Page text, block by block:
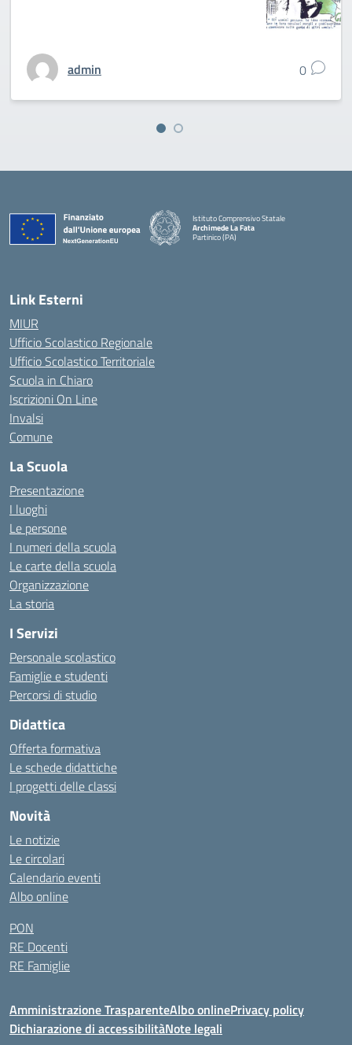
admin 0
Istituto Comprensivo Statale
Archimede La Fata
Partinico (PA)
Link Esterni
MIUR
Ufficio Scolastico Regionale
Ufficio Scolastico Territoriale
Scuola in Chiaro
Iscrizioni On Line
Invalsi
Comune
La Scuola
Presentazione
I luoghi
Le persone
I numeri della scuola
Le carte della scuola
Organizzazione
La storia
I Servizi
Personale scolastico
Famiglie e studenti
Percorsi di studio
Didattica
Offerta formativa
Le schede didattiche
I progetti delle classi
Novità
Le notizie
Le circolari
Calendario eventi
Albo online
PON
RE Docenti
RE Famiglie
Amministrazione TrasparenteAlbo onlinePrivacy policy
Dichiarazione di accessibilitàNote legali